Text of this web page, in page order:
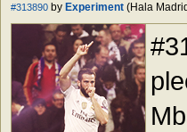
#313890 by Experiment (Hala